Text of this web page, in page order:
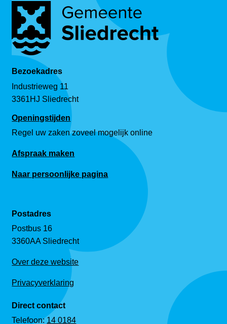
Bezoekadres
Industrieweg 11
3361HJ Sliedrecht
Openingstijden
Regel uw zaken zoveel mogelijk online
Afspraak maken
Naar persoonlijke pagina
Postadres
Postbus 16
3360AA Sliedrecht
Over deze website
Privacyverklaring
Direct contact
Telefoon:14 0184